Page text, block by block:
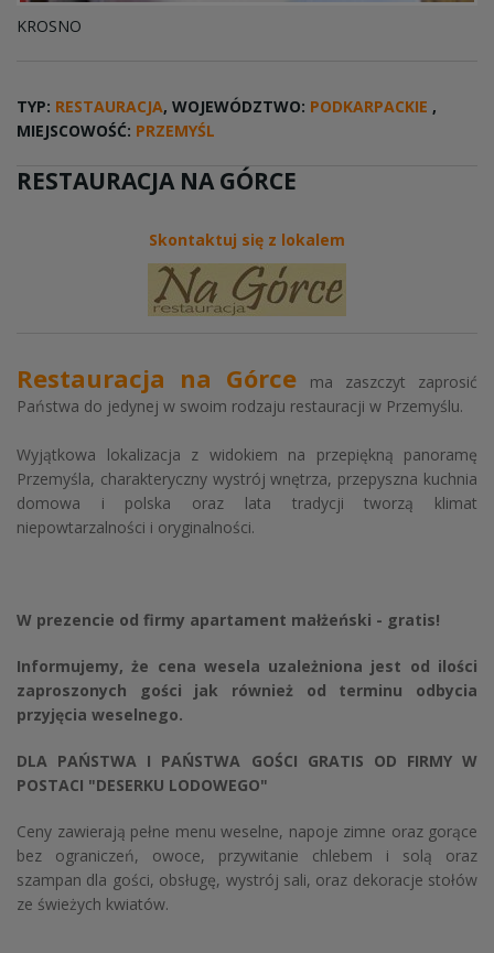
KROSNO
TYP: RESTAURACJA, WOJEWÓDZTWO: PODKARPACKIE ,
MIEJSCOWOŚĆ: PRZEMYŚL
RESTAURACJA NA GÓRCE
Skontaktuj się z lokalem
Restauracja na Górce ma zaszczyt zaprosić
Państwa do jedynej w swoim rodzaju restauracji w Przemyślu.
Wyjątkowa lokalizacja z widokiem na przepiękną panoramę
Przemyśla, charakteryczny wystrój wnętrza, przepyszna kuchnia
domowa i polska oraz lata tradycji tworzą klimat
niepowtarzalności i oryginalności.
W prezencie od firmy apartament małżeński - gratis!
Informujemy, że cena wesela uzależniona jest od ilości
zaproszonych gości jak również od terminu odbycia
przyjęcia weselnego.
DLA PAŃSTWA I PAŃSTWA GOŚCI GRATIS OD FIRMY W
POSTACI "DESERKU LODOWEGO"
Ceny zawierają pełne menu weselne, napoje zimne oraz gorące
bez ograniczeń, owoce, przywitanie chlebem i solą oraz
szampan dla gości, obsługę, wystrój sali, oraz dekoracje stołów
ze świeżych kwiatów.